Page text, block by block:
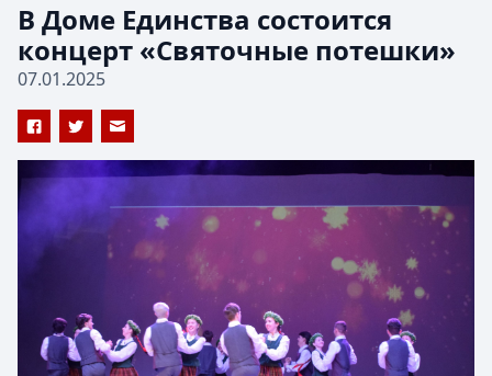
В Доме Единства состоится
концерт «Святочные потешки»
07.01.2025